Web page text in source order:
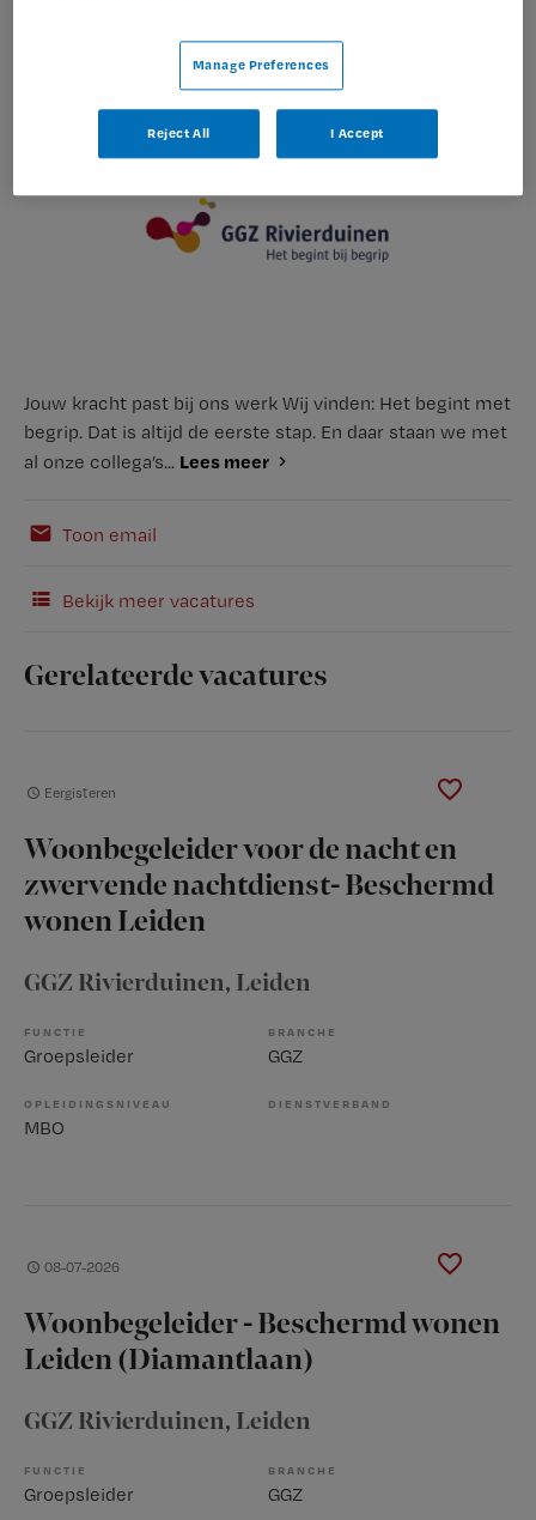
Jouw kracht past bij ons werk Wij vinden: Het begint met
begrip. Dat is altijd de eerste stap. En daar staan we met
al onze collega’s... Lees meer
Toon email
Bekijk meer vacatures
Gerelateerde vacatures
Eergisteren
Woonbegeleider voor de nacht en
zwervende nachtdienst- Beschermd
wonen Leiden
GGZ Rivierduinen, Leiden
FUNCTIE
Groepsleider
BRANCHE
GGZ
OPLEIDINGSNIVEAU
MBO
DIENSTVERBAND
08-07-2026
Woonbegeleider - Beschermd wonen
Leiden (Diamantlaan)
GGZ Rivierduinen, Leiden
FUNCTIE
Groepsleider
BRANCHE
GGZ
Manage Preferences
Reject All I Accept